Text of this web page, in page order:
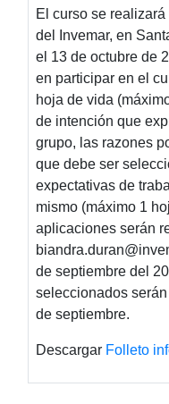
El curso se
del Invemar, en
el 13 de octubre de
en participar en el
hoja de vida
de intención que
grupo, las razones
que debe ser
expectativas de
mismo (máximo 1
aplicaciones serán
de septiembre del
seleccionados
de septiembre.
Descargar Folleto